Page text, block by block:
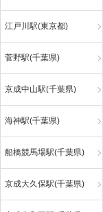
江戸川駅(東京都)
菅野駅(千葉県)
京成中山駅(千葉県)
海神駅(千葉県)
船橋競馬場駅(千葉県)
京成大久保駅(千葉県)